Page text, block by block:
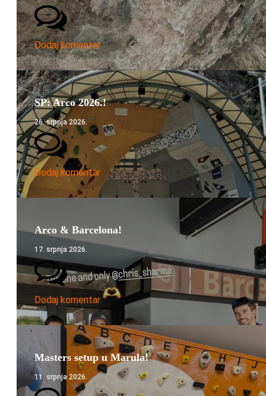
Dodaj komentar
SP: Arco 2026.!
26. srpnja 2026.
Dodaj komentar
Arco & Barcelona!
17. srpnja 2026.
Dodaj komentar
Masters setup u Marula!
11. srpnja 2026.